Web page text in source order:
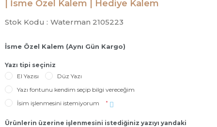
| İsme Özel Kalem | Hediye Kalem
Stok Kodu : Waterman 2105223
İsme Özel Kalem (Aynı Gün Kargo)
Yazı tipi seçiniz
El Yazısı
Düz Yazı
Yazı fontunu kendim seçip bilgi vereceğim
İsim işlenmesini istemiyorum
*
Ürünlerin üzerine işlenmesini istediğiniz yazıyı yandaki